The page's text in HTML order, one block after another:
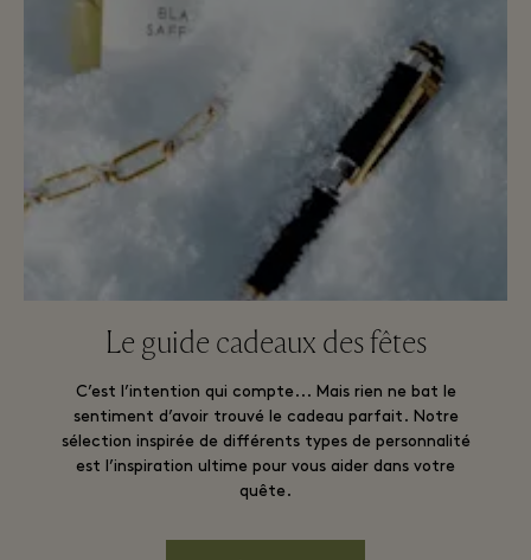
Le guide cadeaux des fêtes​
C’est l’intention qui compte... Mais rien ne bat le
sentiment d’avoir trouvé le cadeau parfait. Notre
sélection inspirée de différents types de personnalité
est l’inspiration ultime pour vous aider dans votre
quête.​